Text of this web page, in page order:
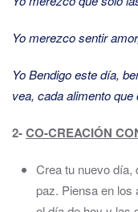
Yo merezco sentir
Yo Bendigo este día,
vea, cada alimento
2-CO-CREACIÓN
Crea tu nuevo día,
paz. Piensa en los